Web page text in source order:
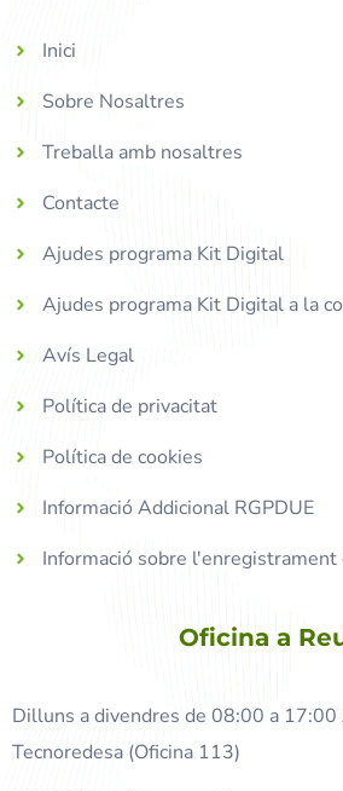
Inici
Sobre Nosaltres
Treballa amb nosaltres
Contacte
Ajudes programa Kit Digital
Ajudes programa Kit Digital a la
Avís Legal
Política de privacitat
Política de cookies
Informació Addicional RGPDUE
Informació sobre l'enregistrament
Oficina a
Dilluns a divendres de 08:00 a 17:00
Tecnoredesa (Oficina 113)